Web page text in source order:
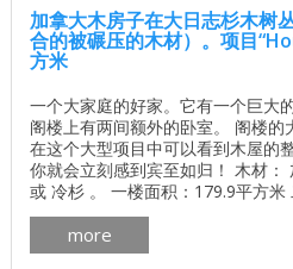
加拿大木房子在大日志杉木树
合的被碾压的木材）。项目
方米
一个大家庭的好家。它有一个巨大
阁楼上有两间额外的卧室。 阁楼的
在这个大型项目中可以看到木屋的
你就会立刻感到宾至如归！ 木材
或 冷杉 。 一楼面积：179.9平方
括1.8米的天花板高度） 总面积：
图英国哥伦比亚pdf下载 加拿大木
画廊细节 加拿大木屋的内部更多 ...
more